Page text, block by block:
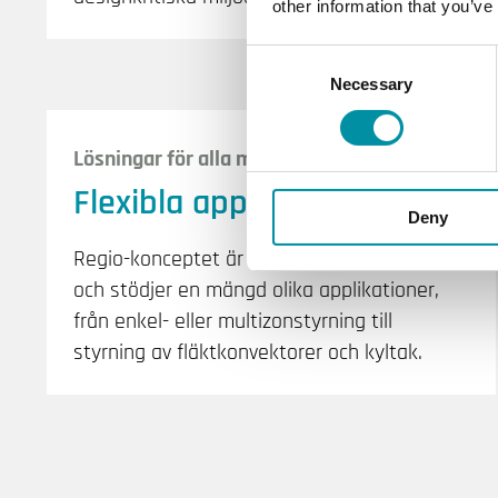
other information that
Necessary
Deny
Lösningar för alla miljöer
Flexibla applikationer
Regio-konceptet är utformat för flexibilitet
och stödjer en mängd olika applikationer,
från enkel- eller multizonstyrning till
styrning av fläktkonvektorer och kyltak.